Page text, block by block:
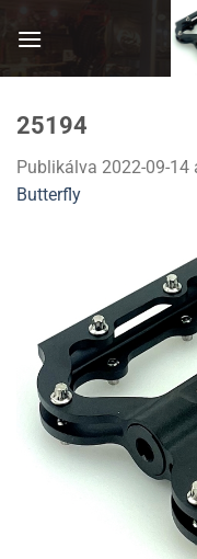
25194
Publikálva 2022-09-14
Butterfly